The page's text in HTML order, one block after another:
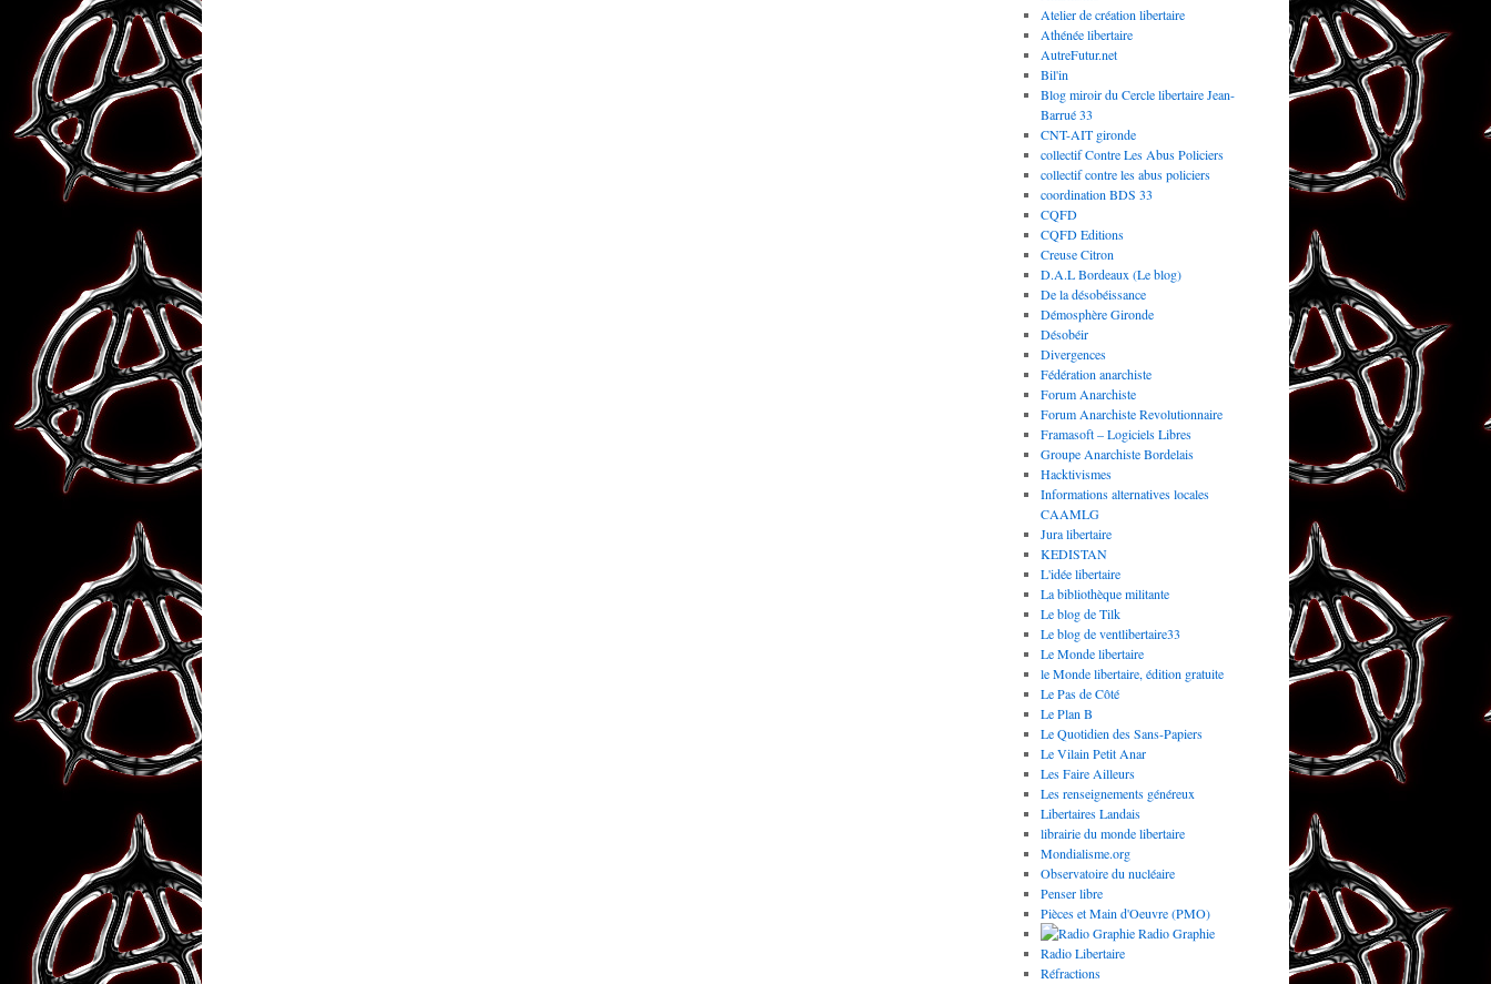
Atelier de création libertaire
Athénée libertaire
AutreFutur.net
Bil'in
Blog miroir du Cercle libertaire Jean-
Barrué 33
CNT-AIT gironde
collectif Contre Les Abus Policiers
collectif contre les abus policiers
coordination BDS 33
CQFD
CQFD Editions
Creuse Citron
D.A.L Bordeaux (Le blog)
De la désobéissance
Démosphère Gironde
Désobéir
Divergences
Fédération anarchiste
Forum Anarchiste
Forum Anarchiste Revolutionnaire
Framasoft – Logiciels Libres
Groupe Anarchiste Bordelais
Hacktivismes
Informations alternatives locales
CAAMLG
Jura libertaire
KEDISTAN
L'idée libertaire
La bibliothèque militante
Le blog de Tilk
Le blog de ventlibertaire33
Le Monde libertaire
le Monde libertaire, édition gratuite
Le Pas de Côté
Le Plan B
Le Quotidien des Sans-Papiers
Le Vilain Petit Anar
Les Faire Ailleurs
Les renseignements généreux
Libertaires Landais
librairie du monde libertaire
Mondialisme.org
Observatoire du nucléaire
Penser libre
Pièces et Main d'Oeuvre (PMO)
Radio Graphie
Radio Libertaire
Réfractions